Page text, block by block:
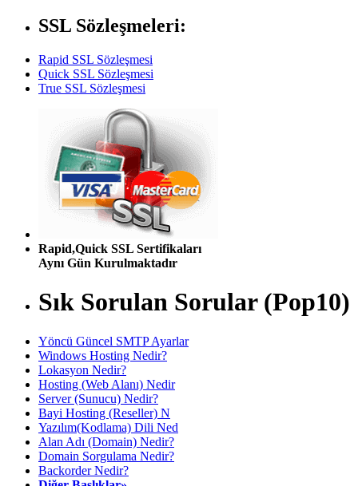
SSL Sözleşmeleri:
Rapid SSL Sözleşmesi
Quick SSL Sözleşmesi
True SSL Sözleşmesi
Rapid,Quick SSL Sertifikaları
Aynı Gün Kurulmaktadır
Sık Sorulan Sorular (Pop10)
Yöncü Güncel SMTP Ayarlar
Windows Hosting Nedir?
Lokasyon Nedir?
Hosting (Web Alanı) Nedir
Server (Sunucu) Nedir?
Bayi Hosting (Reseller) N
Yazılım(Kodlama) Dili Ned
Alan Adı (Domain) Nedir?
Domain Sorgulama Nedir?
Backorder Nedir?